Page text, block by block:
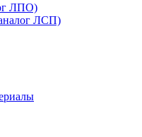
ЛПО)
ЛСП)